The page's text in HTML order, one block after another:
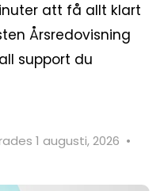
att få allt klart
Årsredovisning
support du
1 augusti, 2026 •